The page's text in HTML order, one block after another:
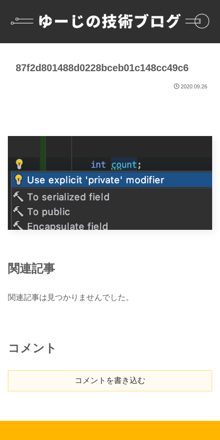
87f2d801488d0228bceb01c148cc49c6
2020.09.26
関連記事
関連記事は見つかりませんでした。
コメント
コメントを書き込む